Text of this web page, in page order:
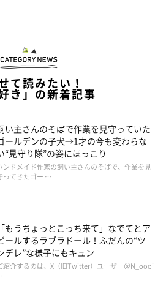
それぞれの飼い主におやつをねだる柴
て読みたい！
き」の新着記事
い主さんのそばで作業を見守っていた
ールデンの子犬→1才の今も変わらな
“見守り隊”の姿にほっこり
ンドメイド作家の飼い主さんのそばで、作業を見
ってきたゴー …
「もうちょっとこっち来て」なでてとア
ールするラブラドール！ふだんの“ツ
デレ”な様子にもキュン
紹介するのは、X（旧Twitter）ユーザー＠N_oooi